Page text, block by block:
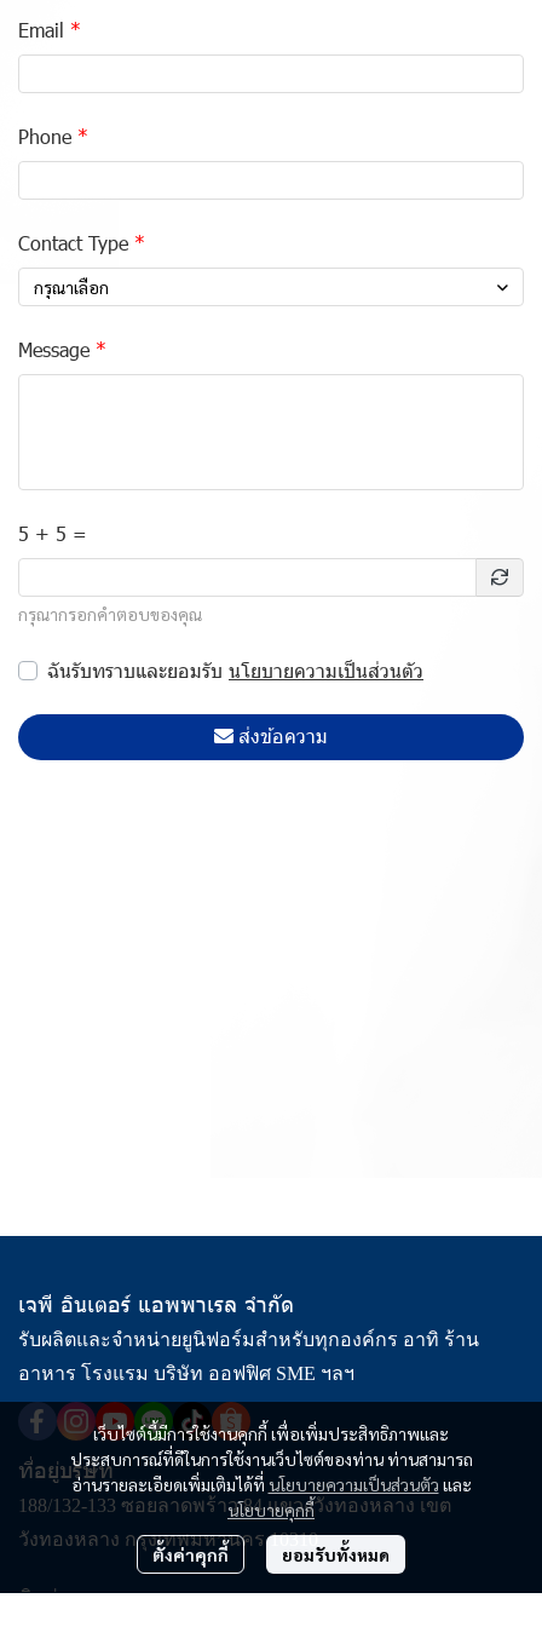
Email
Phone
Contact Type
กรุณาเลือก
Message
5 + 5 =
กรุณากรอกคำตอบของคุณ
ฉันรับทราบและยอมรับ นโยบายความเป็นส่วนตัว
ส่งข้อความ
เว็บไซต์นี้มีการใช้งานคุกกี้ เพื่อเพิ่มประสิทธิภาพและ
ประสบการณ์ที่ดีในการใช้งานเว็บไซต์ของท่าน ท่านสามารถ
อ่านรายละเอียดเพิ่มเติมได้ที่ นโยบายความเป็นส่วนตัว และ
นโยบายคุกกี้
ตั้งค่าคุกกี้ ยอมรับทั้งหมด
เจพี อินเตอร์ แอพพาเรล จำกัด
รับผลิตและจำหน่ายยูนิฟอร์มสำหรับทุกองค์กร อาทิ ร้าน
อาหาร โรงแรม บริษัท ออฟฟิศ SME ฯลฯ
ที่อยู่บริษัท
188/132-133 ซอยลาดพร้าว 84 แขวงวังทองหลาง เขต
วังทองหลาง กรุงเทพมหานคร 10310
ติดต่อเรา